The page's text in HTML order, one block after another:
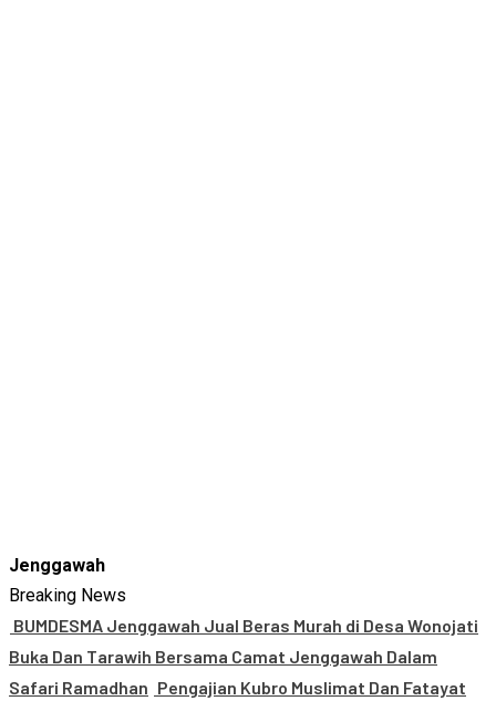
Jenggawah
Breaking News
BUMDESMA Jenggawah Jual Beras Murah di Desa Wonojati
Buka Dan Tarawih Bersama Camat Jenggawah Dalam
Safari Ramadhan Pengajian Kubro Muslimat Dan Fatayat